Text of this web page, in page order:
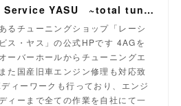
Racing Service YASU ~total tuning proshop~
るチューニングショップ「レーシ
ス・ヤス」の公式HPです 4AGを
ーバーホールからチューニングエ
た国産旧車エンジン修理も対応致
ィーワークも行っており、エンジ
ィーまで全ての作業を自社にて一